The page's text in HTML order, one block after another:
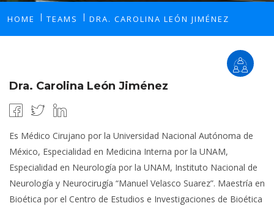
HOME TEAMS DRA. CAROLINA LEÓN JIMÉNEZ
Dra. Carolina León Jiménez
Es Médico Cirujano por la Universidad Nacional Autónoma de
México, Especialidad en Medicina Interna por la UNAM,
Especialidad en Neurología por la UNAM, Instituto Nacional de
Neurología y Neurocirugía “Manuel Velasco Suarez”. Maestría en
Bioética por el Centro de Estudios e Investigaciones de Bioética